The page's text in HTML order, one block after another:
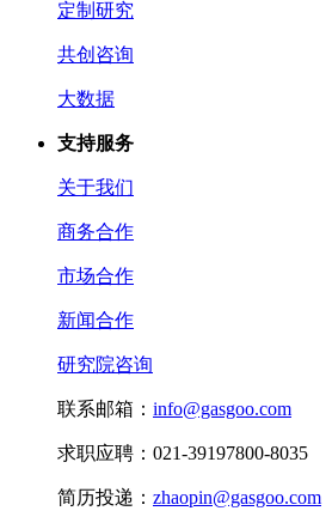
定制研究
共创咨询
大数据
支持服务
关于我们
商务合作
市场合作
新闻合作
研究院咨询
联系邮箱： info@gasgoo.com
求职应聘：021-39197800-8035
简历投递： zhaopin@gasgoo.com